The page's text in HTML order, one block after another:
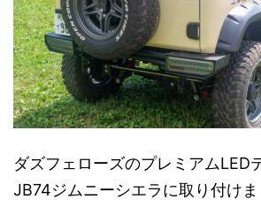
ダズフェローズのプレミアムLED
JB74ジムニーシエラに取り付けま